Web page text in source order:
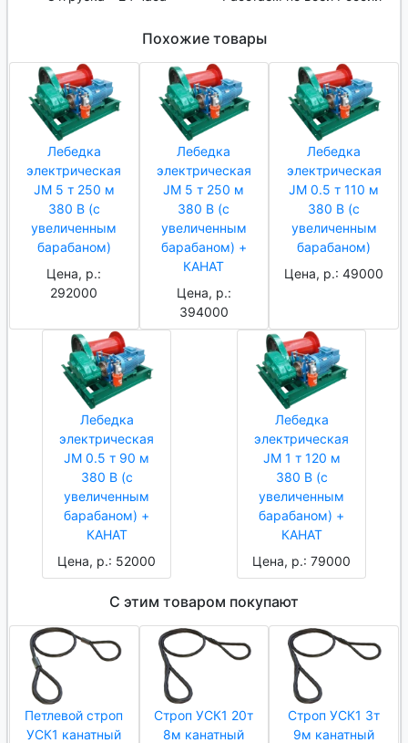
Похожие товары
Лебедка
электрическая
JM 5 т 250 м
380 В (с
увеличенным
барабаном)
Цена, р.:
292000
Лебедка
электрическая
JM 5 т 250 м
380 В (с
увеличенным
барабаном) +
КАНАТ
Цена, р.:
394000
Лебедка
электрическая
JM 0.5 т 110 м
380 В (с
увеличенным
барабаном)
Цена, р.: 49000
Лебедка
электрическая
JM 0.5 т 90 м
380 В (с
увеличенным
барабаном) +
КАНАТ
Цена, р.: 52000
Лебедка
электрическая
JM 1 т 120 м
380 В (с
увеличенным
барабаном) +
КАНАТ
Цена, р.: 79000
С этим товаром покупают
Петлевой строп
УСК1 канатный
Строп УСК1 20т
8м канатный
Строп УСК1 3т
9м канатный